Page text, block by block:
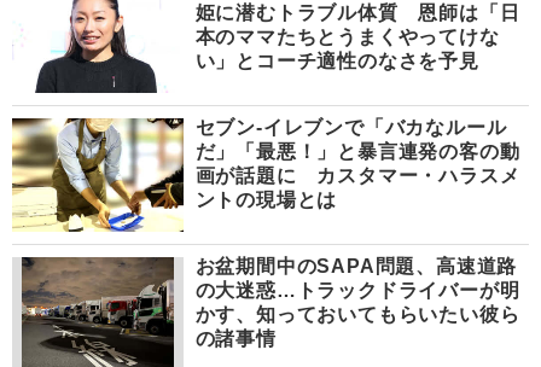
姫に潜むトラブル体質 恩師は「日
本のママたちとうまくやってけな
い」とコーチ適性のなさを予見
セブン-イレブンで「バカなルール
だ」「最悪！」と暴言連発の客の動
画が話題に カスタマー・ハラスメ
ントの現場とは
お盆期間中のSAPA問題、高速道路
の大迷惑…トラックドライバーが明
かす、知っておいてもらいたい彼ら
の諸事情